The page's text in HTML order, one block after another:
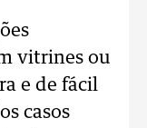
vitrines ou
e de fácil
casos